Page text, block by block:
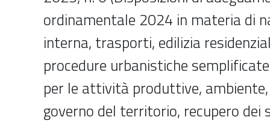
ordinamentale 2024 in materia di
interna, trasporti, edilizia
procedure urbanistiche
per le attività produttive,
governo del territorio, recupero